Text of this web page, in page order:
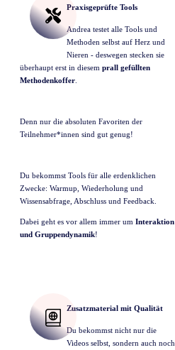
Praxisgeprüfte Tools
Andrea testet alle Tools und
Methoden selbst auf Herz und
Nieren - deswegen stecken sie
überhaupt erst in diesem prall gefüllten
Methodenkoffer
Denn nur die absoluten Favoriten der
Teilnehmer*innen sind gut genug!
Du bekommst Tools für alle erdenklichen
Zwecke: Warmup, Wiederholung und
Wissensabfrage, Abschluss und Feedback.
Dabei geht es vor allem immer um Interaktion
und Gruppendynamik!
Zusatzmaterial mit Qualität
Du bekommst nicht nur die
Videos selbst, sondern auch noch